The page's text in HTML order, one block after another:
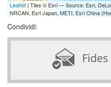
Leaflet | Tiles © Esri — Source: Esri,
NRCAN, Esri Japan, METI, Esri China
Condividi: